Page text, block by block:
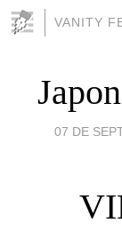
VANITY
07 DE